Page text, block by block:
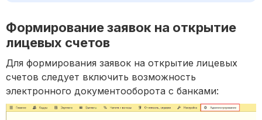
Формирование заявок на открытие
лицевых счетов
Для формирования заявок на открытие лицевых
счетов следует включить возможность
электронного документооборота с банками: